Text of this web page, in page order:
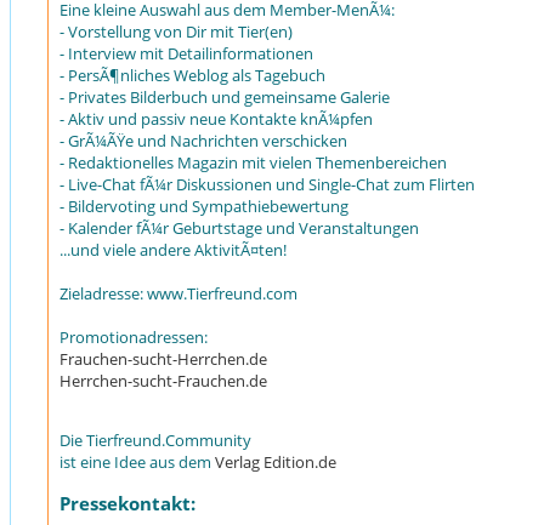
Eine kleine Auswahl aus dem Member-MenÃ¼:
- Vorstellung von Dir mit Tier(en)
- Interview mit Detailinformationen
- PersÃ¶nliches Weblog als Tagebuch
- Privates Bilderbuch und gemeinsame Galerie
- Aktiv und passiv neue Kontakte knÃ¼pfen
- GrÃ¼ÃŸe und Nachrichten verschicken
- Redaktionelles Magazin mit vielen Themenbereichen
- Live-Chat fÃ¼r Diskussionen und Single-Chat zum Flirten
- Bildervoting und Sympathiebewertung
- Kalender fÃ¼r Geburtstage und Veranstaltungen
...und viele andere AktivitÃ¤ten!
Zieladresse: www.Tierfreund.com
Promotionadressen:
Frauchen-sucht-Herrchen.de
Herrchen-sucht-Frauchen.de
Die Tierfreund.Community
ist eine Idee aus dem Verlag Edition.de
Pressekontakt: